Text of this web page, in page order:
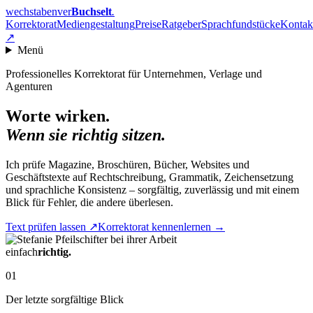
wechstabenverBuchselt.
KorrektoratMediengestaltungPreiseRatgeberSprachfundstücke
↗
Menü
Professionelles Korrektorat für Unternehmen, Verlage und
Agenturen
Worte wirken.
Wenn sie richtig sitzen.
Ich prüfe Magazine, Broschüren, Bücher, Websites und
Geschäftstexte auf Rechtschreibung, Grammatik, Zeichensetzung
und sprachliche Konsistenz – sorgfältig, zuverlässig und mit einem
Blick für Fehler, die andere überlesen.
Text prüfen lassen ↗Korrektorat kennenlernen →
einfachrichtig.
01
Der letzte sorgfältige Blick